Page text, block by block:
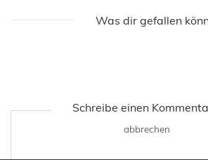
Was dir gefallen
Schreibe einen
abbrechen